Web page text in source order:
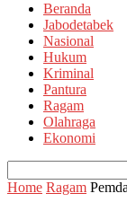
Beranda
Jabodetabek
Nasional
Hukum
Kriminal
Pantura
Ragam
Olahraga
Ekonomi
Home Ragam